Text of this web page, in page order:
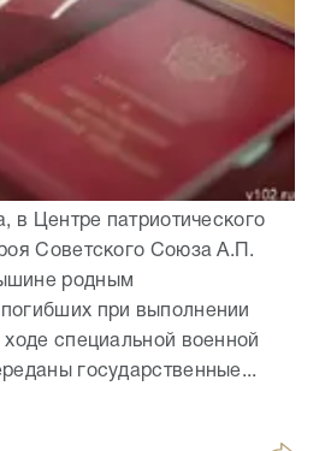
в Центре патриотического
Советского Союза А.П.
родным
при выполнении
ходе специальной военной
государственные...